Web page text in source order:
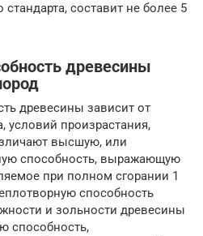
составит не более 5
древесины
древесины зависит от
условий произрастания,
высшую, или
способность, выражающую
при полном сгорании 1
способность
и зольности древесины
способность,